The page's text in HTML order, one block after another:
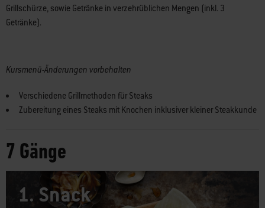
Grillschürze, sowie Getränke in verzehrüblichen Mengen (inkl. 3
Getränke).
Kursmenü-Änderungen vorbehalten
Verschiedene Grillmethoden für Steaks
Zubereitung eines Steaks mit Knochen inklusiver kleiner Steakkunde
7 Gänge
1. Snack